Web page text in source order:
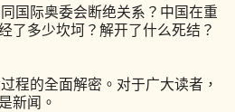
国际奥委会断绝关系？中国在重
了多少坎坷？解开了什么死结？
程的全面解密。对于广大读者，
新闻。